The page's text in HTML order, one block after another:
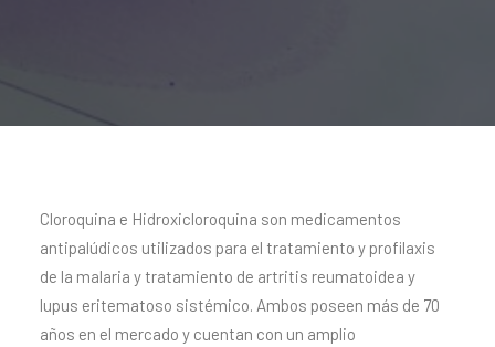
Cloroquina e Hidroxicloroquina son medicamentos
antipalúdicos utilizados para el tratamiento y profilaxis
de la malaria y tratamiento de artritis reumatoidea y
lupus eritematoso sistémico. Ambos poseen más de 70
años en el mercado y cuentan con un amplio